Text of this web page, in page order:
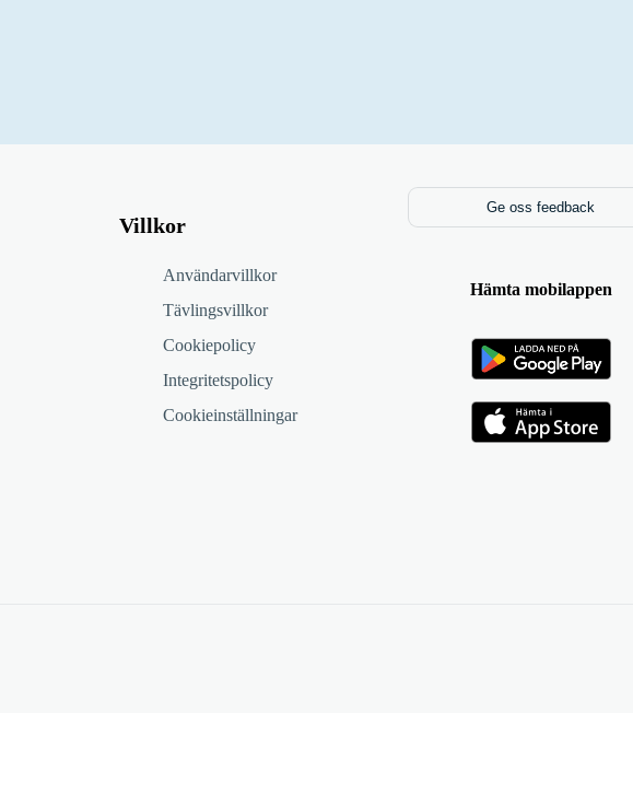
Villkor
Användarvillkor
Tävlingsvillkor
Cookiepolicy
Integritetspolicy
Cookieinställningar
Ge oss feedback
Hämta mobilappen